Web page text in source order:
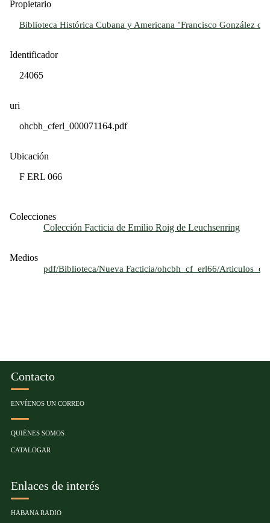
Propietario
Biblioteca Histórica Cubana y Americana "Francisco González
Identificador
24065
uri
ohcbh_cferl_000071164.pdf
Ubicación
F ERL 066
Colecciones
Colección Facticia de Emilio Roig de Leuchsenring
Medios
pdf/Biblioteca/Nueva Facticia/ohcbh_cf_erl66/
Contacto
ENVÍENOS UN CORREO
QUIÉNES SOMOS
CATALOGAR
Enlaces de interés
HABANA RADIO